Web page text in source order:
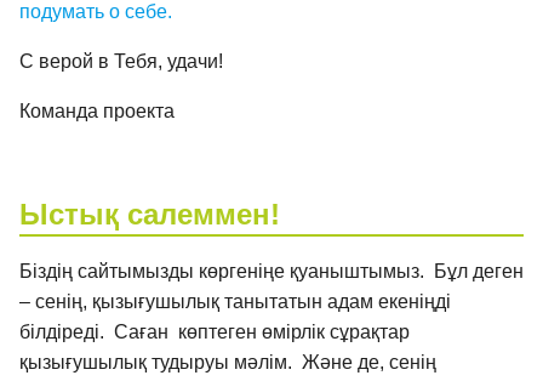
подумать о себе.
С верой в Тебя, удачи!
Команда проекта
Ыстық салеммен!
Біздің сайтымызды көргеніңе қуаныштымыз. Бұл деген
– сенің, қызығушылық танытатын адам екеніңді
білдіреді. Саған көптеген өмірлік сұрақтар
қызығушылық тудыруы мәлім. Және де, сенің